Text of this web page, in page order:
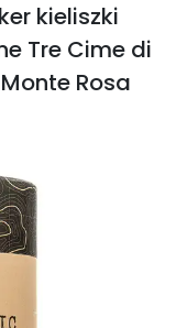
kieliszki
Tre Cime di
Rosa